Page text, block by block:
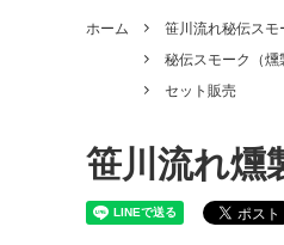
ホーム
笹川流れ秘伝スモ
秘伝スモーク（燻
セット販売
笹川流れ燻